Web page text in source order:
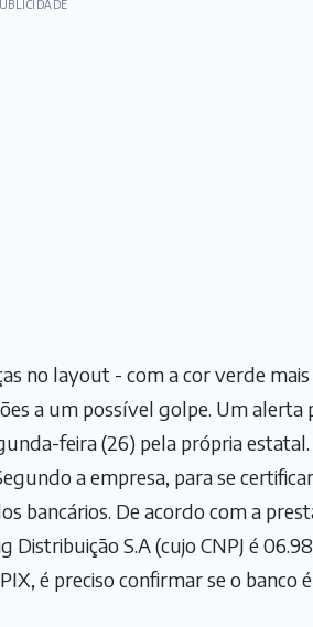
no layout - com a cor verde
a um possível golpe. Um alerta
feira (26) pela própria estatal.
a empresa, para se
bancários. De acordo com a
S.A (cujo CNPJ é
é preciso confirmar se o banco